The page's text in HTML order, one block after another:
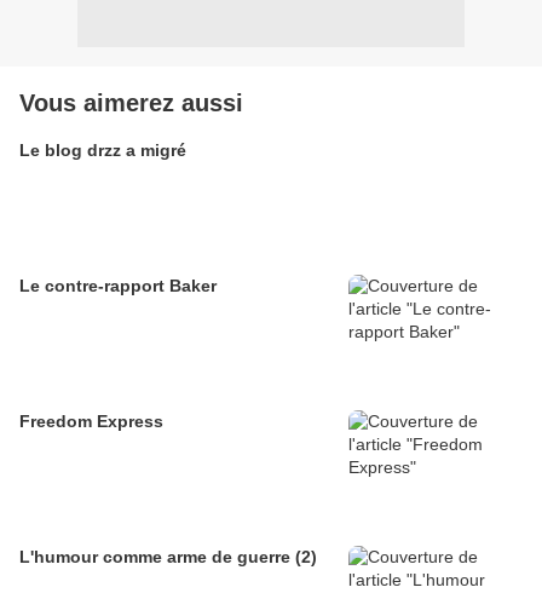
Vous aimerez aussi
Le blog drzz a migré
Le contre-rapport Baker
Freedom Express
L'humour comme arme de guerre (2)